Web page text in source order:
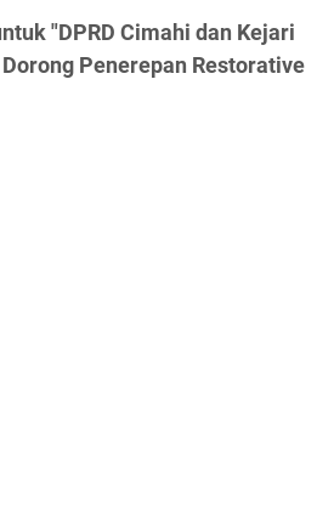
"DPRD Cimahi dan Kejari
Penerepan Restorative